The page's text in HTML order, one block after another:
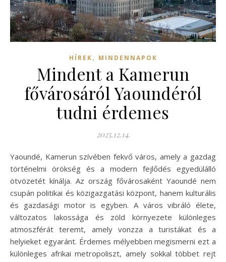
HÍREK, MINDENNAPOK
Mindent a Kamerun
fővárosáról Yaoundéról
tudni érdemes
2025.12.14.
Yaoundé, Kamerun szívében fekvő város, amely a gazdag
történelmi örökség és a modern fejlődés egyedülálló
ötvözetét kínálja. Az ország fővárosaként Yaoundé nem
csupán politikai és közigazgatási központ, hanem kulturális
és gazdasági motor is egyben. A város vibráló élete,
változatos lakossága és zöld környezete különleges
atmoszférát teremt, amely vonzza a turistákat és a
helyieket egyaránt. Érdemes mélyebben megismerni ezt a
különleges afrikai metropoliszt, amely sokkal többet rejt